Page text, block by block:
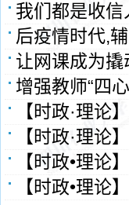
我们都是收
后疫情时代,
让网课成为
增强教师“四
【时政·理论
【时政·理论
【时政•理论
【时政•理论